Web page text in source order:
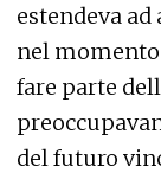
estendeva
nel
fare parte
del futuro